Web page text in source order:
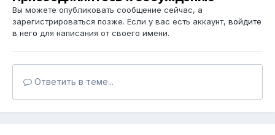
Вы можете опубликовать сообщение сейчас, а
зарегистрироваться позже. Если у вас есть аккаунт, войдите
в него для написания от своего имени.
Ответить в теме...